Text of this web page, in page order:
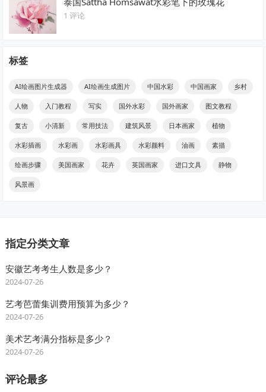
1 评论
标签
AI绘画图片生成器 AI绘画生成图片 中国水彩 中国画家 乡村
人物 入门教程 写实 国外水彩 国外画家 图文教程
复古 小清新 常用技法 建筑风景 日本画家 植物
水彩插画 水彩画 水彩画具 水彩颜料 油画 素描
绘画步骤 美国画家 花卉 英国画家 进口文具 静物
风景画
指定分类文章
安徽艺考考生人数是多少？
2024-07-26
艺考芭蕾集训费用预算为多少？
2024-07-26
美术艺考满分指标是多少？
2024-07-26
评论最多